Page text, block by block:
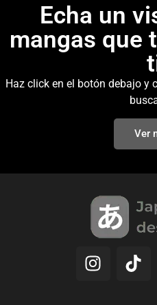
Echa un
mangas que
Haz click en el botón debajo y
Ver